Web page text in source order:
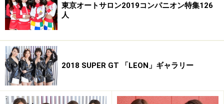
東京オートサロン2019コンパニオン特集126
人
2018 SUPER GT 「LEON」ギャラリー